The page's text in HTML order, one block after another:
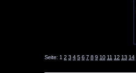
Seite: 1 2 3 4 5 6 7 8 9 10 11 12 13 14